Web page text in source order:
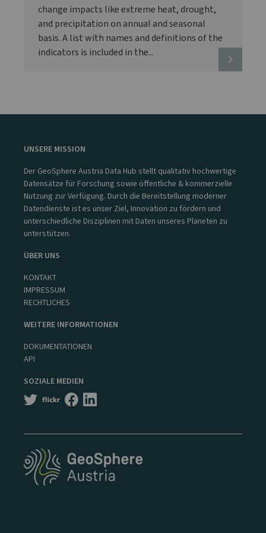
change impacts like extreme heat, drought,
and precipitation on annual and seasonal
basis. A list with names and definitions of the
indicators is included in the...
UNSERE MISSION
Der GeoSphere Austria Data Hub stellt qualitativ hochwertige
Datensätze für Forschung sowie öffentliche & kommerzielle
Nutzung zur Verfügung. Durch die Bereitstellung moderner
Datendienste ist es unser Ziel, Innovation zu fördern und
unterschiedliche Disziplinen mit Daten unseres Planeten zu
unterstützen.
ÜBER UNS
KONTAKT
IMPRESSUM
RECHTLICHES
WEITERE INFORMATIONEN
DOKUMENTATIONEN
API
SOZIALE MEDIEN